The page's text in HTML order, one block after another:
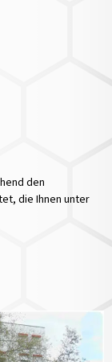
den
die Ihnen unter